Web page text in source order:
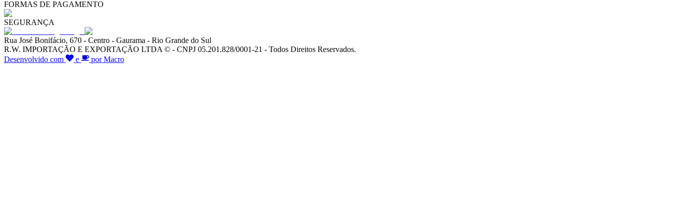
FORMAS DE PAGAMENTO
SEGURANÇA
Rua José Bonifácio, 670 - Centro - Gaurama - Rio Grande do Sul
R.W. IMPORTAÇÃO E EXPORTAÇÃO LTDA © - CNPJ 05.201.828/0001-21 - Todos Direitos Reservados.
Desenvolvido com
e por Macro